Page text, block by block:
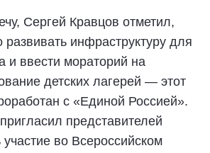
Сергей Кравцов отметил,
развивать инфраструктуру для
и ввести мораторий на
детских лагерей — этот
с «Единой Россией».
представителей
участие во Всероссийском